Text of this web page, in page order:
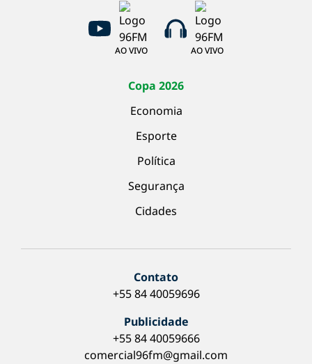
AO VIVO AO VIVO
Copa 2026
Economia
Esporte
Política
Segurança
Cidades
Contato
+55 84 40059696
Publicidade
+55 84 40059666
comercial96fm@gmail.com